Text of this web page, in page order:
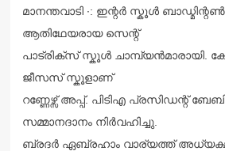
മാനന്തവാടി ∙: ഇന്റർ സ്കൂൾ
ആതിഥേയരായ സെന്റ്
പാട്രിക്സ് സ്കൂൾ ചാമ്പ്യൻമാരായി.
ജീസസ് സ്കൂളാണ്
റണ്ണേഴ്സ് അപ്പ്. പിടിഎ പ്രസിഡന്റ്
സമ്മാനദാനം നിർവഹിച്ചു.
ബ്രദർ ഏബ്രഹാം വാര്യത്ത്